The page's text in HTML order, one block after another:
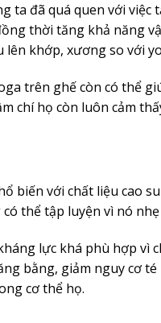
ta đã quá quen với
thời tăng khả năng
khớp, xương so với
trên ghế còn có thể
chí họ còn luôn cảm
biến với chất liệu cao
thể tập luyện vì nó
lực khá phù hợp vì
bằng, giảm nguy cơ
cơ thể họ.